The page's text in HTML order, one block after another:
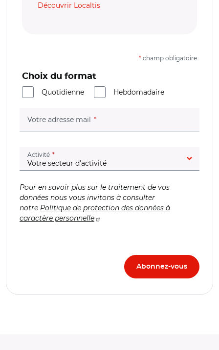
Découvrir Localtis
* champ obligatoire
Choix du format
Quotidienne
Hebdomadaire
Votre adresse mail (champ obligatoire)
Activité (champ obligatoire)
Pour en savoir plus sur le traitement de vos
données nous vous invitons à consulter
notre Politique de protection des données à
caractère personnelle